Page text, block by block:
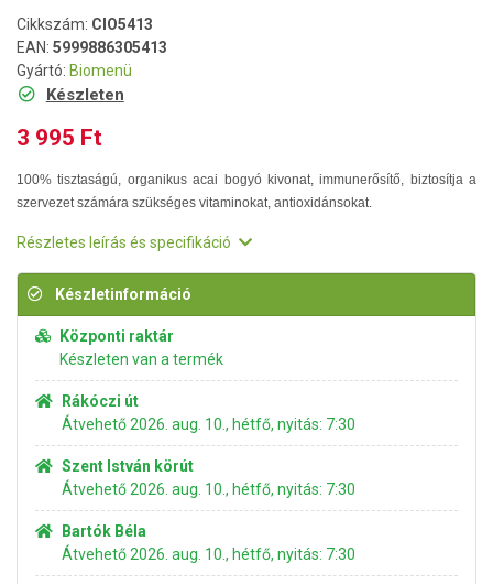
Cikkszám: CIO5413
EAN: 5999886305413
Gyártó: Biomenü
Készleten
3 995 Ft
100% tisztaságú, organikus acai bogyó kivonat, immunerősítő, biztosítja a
szervezet számára szükséges vitaminokat, antioxidánsokat.
Részletes leírás és specifikáció
Készletinformáció
Központi raktár
Készleten van a termék
Rákóczi út
Átvehető 2026. aug. 10., hétfő, nyitás: 7:30
Szent István körút
Átvehető 2026. aug. 10., hétfő, nyitás: 7:30
Bartók Béla
Átvehető 2026. aug. 10., hétfő, nyitás: 7:30